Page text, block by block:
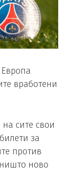
вработени
сите свои
за
против
ново